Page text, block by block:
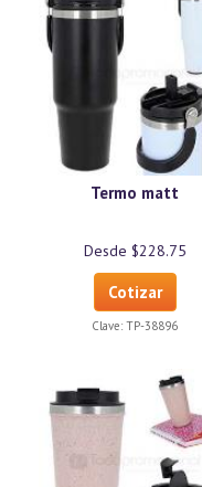
Termo matt
Desde $228.75
Cotizar
Clave: TP-38896